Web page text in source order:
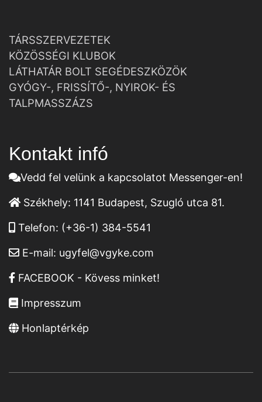
TÁRSSZERVEZETEK
KÖZÖSSÉGI KLUBOK
LÁTHATÁR BOLT SEGÉDESZKÖZÖK
GYÓGY-, FRISSÍTŐ-, NYIROK- ÉS
TALPMASSZÁZS
Kontakt infó
Vedd fel velünk a kapcsolatot Messenger-en!
Székhely: 1141 Budapest, Szugló utca 81.
Telefon: (+36-1) 384-5541
E-mail: ugyfel@vgyke.com
FACEBOOK - Kövess minket!
Impresszum
Honlaptérkép